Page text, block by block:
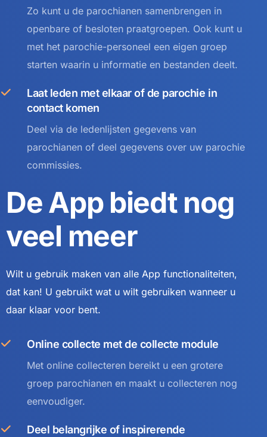
Zo kunt u de parochianen samenbrengen in
openbare of besloten praatgroepen. Ook kunt u
met het parochie-personeel een eigen groep
starten waarin u informatie en bestanden deelt.
Laat leden met elkaar of de parochie in
contact komen
Deel via de ledenlijsten gegevens van
parochianen of deel gegevens over uw parochie
commissies.
De App biedt nog
veel meer
Wilt u gebruik maken van alle App functionaliteiten,
dat kan! U gebruikt wat u wilt gebruiken wanneer u
daar klaar voor bent.
Online collecte met de collecte module
Met online collecteren bereikt u een grotere
groep parochianen en maakt u collecteren nog
eenvoudiger.
Deel belangrijke of inspirerende